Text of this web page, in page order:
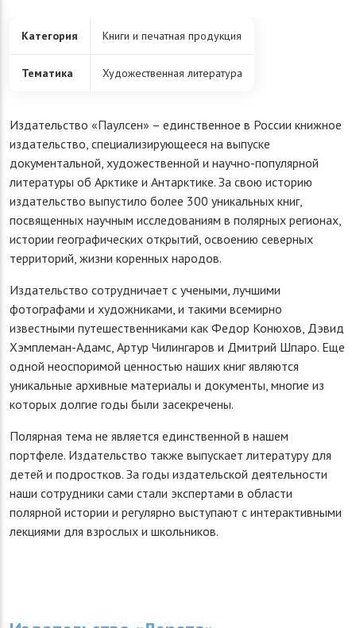
Категория Книги и печатная продукция
Тематика Художественная литература
Издательство «Паулсен» – единственное в России книжное
издательство, специализирующееся на выпуске
документальной, художественной и научно-популярной
литературы об Арктике и Антарктике. За свою историю
издательство выпустило более 300 уникальных книг,
посвященных научным исследованиям в полярных регионах,
истории географических открытий, освоению северных
территорий, жизни коренных народов.
Издательство сотрудничает с учеными, лучшими
фотографами и художниками, и такими всемирно
известными путешественниками как Федор Конюхов, Дэвид
Хэмплеман-Адамс, Артур Чилингаров и Дмитрий Шпаро. Еще
одной неоспоримой ценностью наших книг являются
уникальные архивные материалы и документы, многие из
которых долгие годы были засекречены.
Полярная тема не является единственной в нашем
портфеле. Издательство также выпускает литературу для
детей и подростков. За годы издательской деятельности
наши сотрудники сами стали экспертами в области
полярной истории и регулярно выступают с интерактивными
лекциями для взрослых и школьников.